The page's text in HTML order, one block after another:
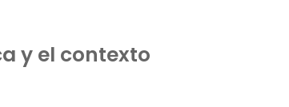
y el contexto